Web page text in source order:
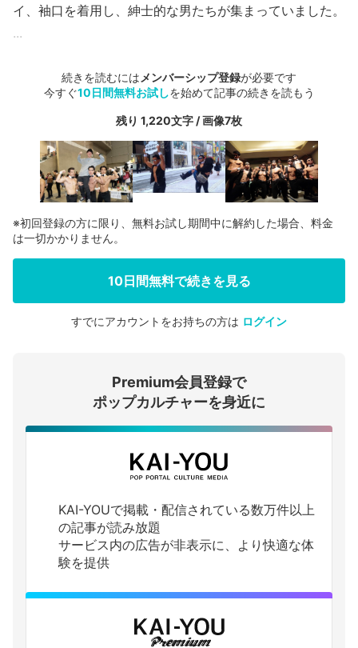
イ、袖口を着用し、紳士的な男たちが集まっていました。
...
続きを読むには メンバーシップ登録が必要です
今すぐ10日間無料お試しを始めて記事の続きを読もう
残り 1,220文字 / 画像7枚
会員登録する
ログインする
※初回登録の方に限り、無料お試し期間中に解約した場合、料金
は一切かかりません。
10日間無料で続きを見る
すでにアカウントをお持ちの方は ログイン
Premium会員登録で
ポップカルチャーを身近に
KAI-YOUで掲載・配信されている数万件以上
の記事が読み放題
サービス内の広告が非表示に、より快適な体
験を提供